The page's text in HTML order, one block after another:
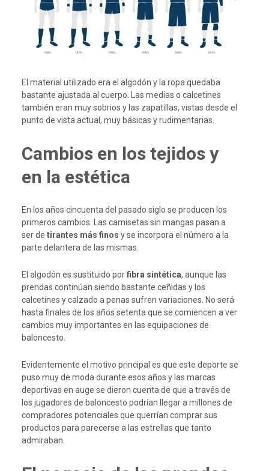
El material utilizado era el algodón y la ropa quedaba
bastante ajustada al cuerpo. Las medias o calcetines
también eran muy sobrios y las zapatillas, vistas desde el
punto de vista actual, muy básicas y rudimentarias.
Cambios en los tejidos y
en la estética
En los años cincuenta del pasado siglo se producen los
primeros cambios. Las camisetas sin mangas pasan a
ser de tirantes más finos y se incorpora el número a la
parte delantera de las mismas.
El algodón es sustituido porfibra sintética, aunque las
prendas continúan siendo bastante ceñidas y los
calcetines y calzado a penas sufren variaciones. No será
hasta finales de los años setenta que se comiencen a ver
cambios muy importantes en las equipaciones de
baloncesto.
Evidentemente el motivo principal es que este deporte se
puso muy de moda durante esos años y las marcas
deportivas en auge se dieron cuenta de que a través de
los jugadores de baloncesto podrían llegar a millones de
compradores potenciales que querrían comprar sus
productos para parecerse a las estrellas que tanto
admiraban.